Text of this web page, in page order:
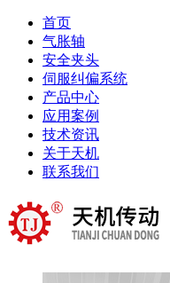
首页
气胀轴
安全夹头
伺服纠偏系统
产品中心
应用案例
技术资讯
关于天机
联系我们